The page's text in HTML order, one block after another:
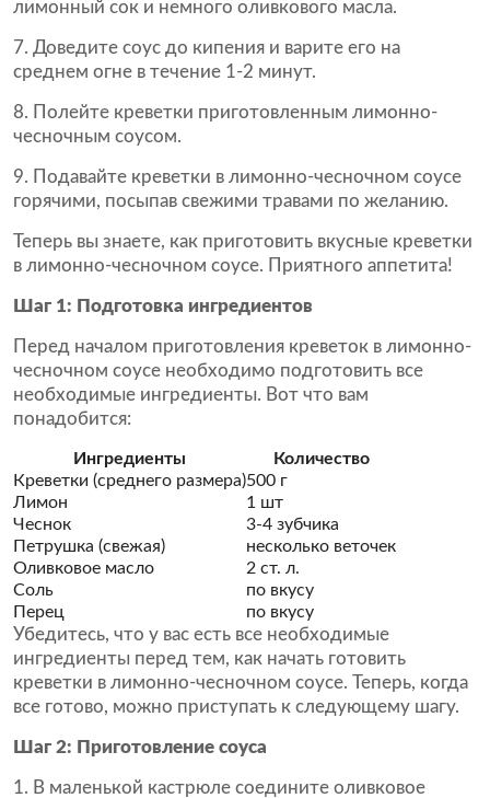
лимонный сок и немного оливкового масла.
Доведите соус до кипения и варите его на
среднем огне в течение 1-2 минут.
Полейте креветки приготовленным лимонно-
чесночным соусом.
Подавайте креветки в лимонно-чесночном соусе
горячими, посыпав свежими травами по желанию.
Теперь вы знаете, как приготовить вкусные креветки
в лимонно-чесночном соусе. Приятного аппетита!
Шаг 1: Подготовка ингредиентов
Перед началом приготовления креветок в лимонно-
чесночном соусе необходимо подготовить все
необходимые ингредиенты. Вот что вам
понадобится:
Ингредиенты
Количество
Креветки (среднего размера)500 г
Лимон
1 шт
Чеснок
3-4 зубчика
Петрушка (свежая)
несколько веточек
Оливковое масло
2 ст. л.
Соль
по вкусу
Перец
по вкусу
Убедитесь, что у вас есть все необходимые
ингредиенты перед тем, как начать готовить
креветки в лимонно-чесночном соусе. Теперь, когда
все готово, можно приступать к следующему шагу.
Шаг 2: Приготовление соуса
1. В маленькой кастрюле соедините оливковое